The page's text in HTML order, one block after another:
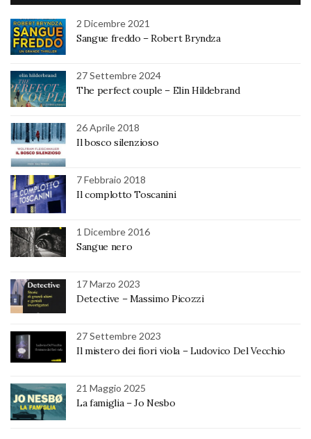
2 Dicembre 2021
Sangue freddo – Robert Bryndza
27 Settembre 2024
The perfect couple – Elin Hildebrand
26 Aprile 2018
Il bosco silenzioso
7 Febbraio 2018
Il complotto Toscanini
1 Dicembre 2016
Sangue nero
17 Marzo 2023
Detective – Massimo Picozzi
27 Settembre 2023
Il mistero dei fiori viola – Ludovico Del Vecchio
21 Maggio 2025
La famiglia – Jo Nesbo